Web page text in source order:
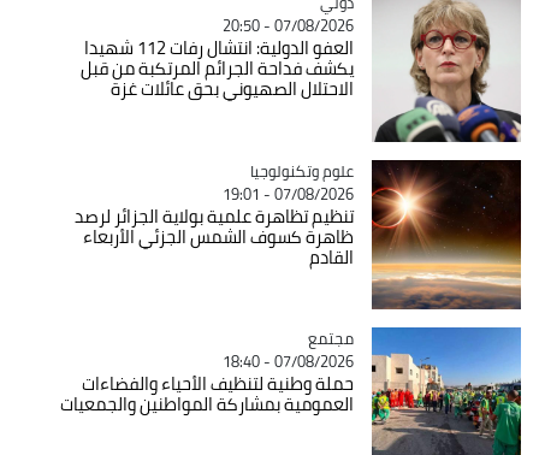
07/08/2026 - 20:50
العفو الدولية: انتشال رفات 112 شهيدا
يكشف فداحة الجرائم المرتكبة من قبل
الاحتلال الصهيوني بحق عائلات غزة
Catégorie
علوم وتكنولوجيا
07/08/2026 - 19:01
تنظيم تظاهرة علمية بولاية الجزائر لرصد
ظاهرة كسوف الشمس الجزئي الأربعاء
القادم
Catégorie
مجتمع
07/08/2026 - 18:40
حملة وطنية لتنظيف الأحياء والفضاءات
العمومية بمشاركة المواطنين والجمعيات